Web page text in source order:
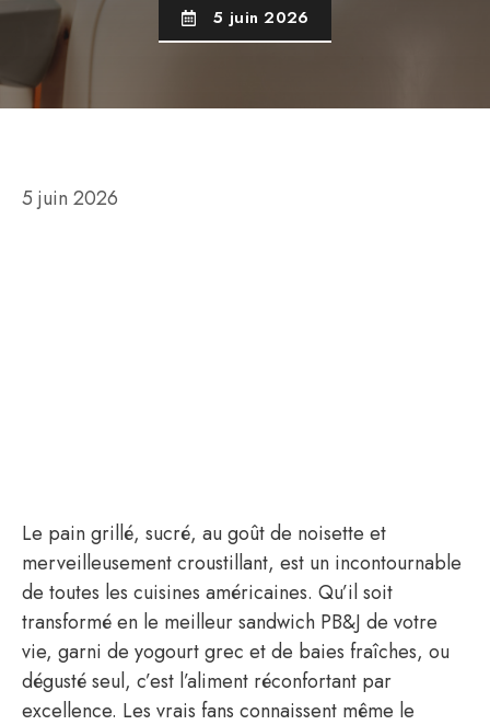
5 juin 2026
5 juin 2026
Le pain grillé, sucré, au goût de noisette et
merveilleusement croustillant, est un incontournable
de toutes les cuisines américaines. Qu’il soit
transformé en le meilleur sandwich PB&J de votre
vie, garni de yogourt grec et de baies fraîches, ou
dégusté seul, c’est l’aliment réconfortant par
excellence. Les vrais fans connaissent même le